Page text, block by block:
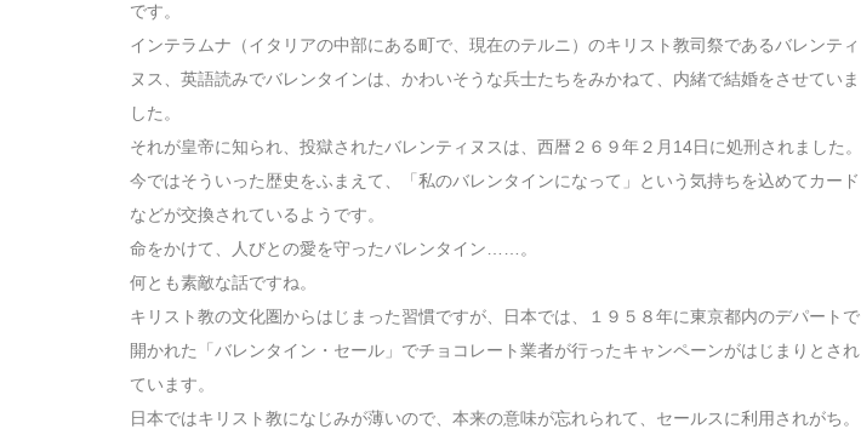
です。
インテラムナ（イタリアの中部にある町で、現在のテルニ）のキリスト教司祭であるバレンティ
ヌス、英語読みでバレンタインは、かわいそうな兵士たちをみかねて、内緒で結婚をさせていま
した。
それが皇帝に知られ、投獄されたバレンティヌスは、西暦２６９年２月14日に処刑されました。
今ではそういった歴史をふまえて、「私のバレンタインになって」という気持ちを込めてカード
などが交換されているようです。
命をかけて、人びとの愛を守ったバレンタイン……。
何とも素敵な話ですね。
キリスト教の文化圏からはじまった習慣ですが、日本では、１９５８年に東京都内のデパートで
開かれた「バレンタイン・セール」でチョコレート業者が行ったキャンペーンがはじまりとされ
ています。
日本ではキリスト教になじみが薄いので、本来の意味が忘れられて、セールスに利用されがち。